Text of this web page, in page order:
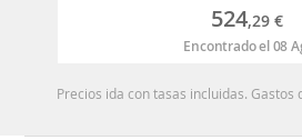
524,29 €
Encontrado el 08
Precios ida con tasas incluidas. Gastos